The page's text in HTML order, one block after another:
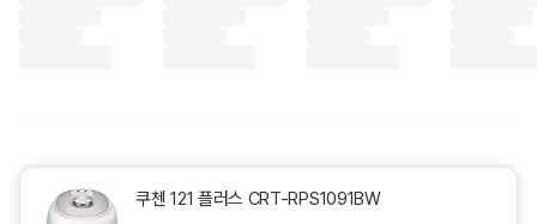
쿠첸 121 플러스 CRT-RPS1091BW